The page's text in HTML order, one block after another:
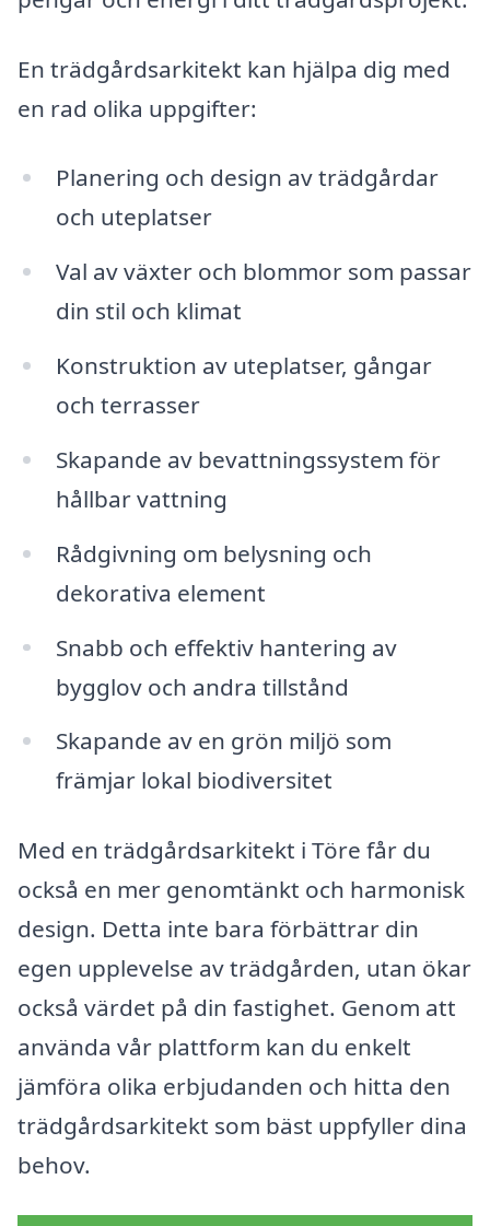
En trädgårdsarkitekt kan hjälpa dig med
en rad olika uppgifter:
Planering och design av trädgårdar
och uteplatser
Val av växter och blommor som passar
din stil och klimat
Konstruktion av uteplatser, gångar
och terrasser
Skapande av bevattningssystem för
hållbar vattning
Rådgivning om belysning och
dekorativa element
Snabb och effektiv hantering av
bygglov och andra tillstånd
Skapande av en grön miljö som
främjar lokal biodiversitet
Med en trädgårdsarkitekt i Töre får du
också en mer genomtänkt och harmonisk
design. Detta inte bara förbättrar din
egen upplevelse av trädgården, utan ökar
också värdet på din fastighet. Genom att
använda vår plattform kan du enkelt
jämföra olika erbjudanden och hitta den
trädgårdsarkitekt som bäst uppfyller dina
behov.